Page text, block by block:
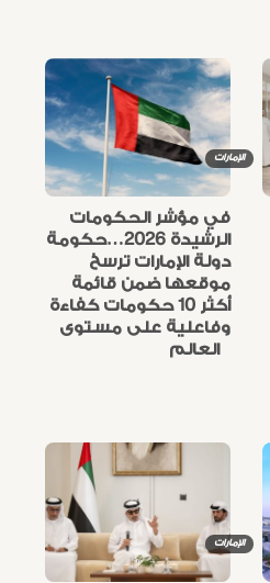
الإمارات
في مؤشر الحكومات
الرشيدة 2026…حكومة
دولة الإمارات ترسخ
موقعها ضمن قائمة
أكثر 10 حكومات كفاءة
وفاعلية على مستوى
العالم
الإمارات